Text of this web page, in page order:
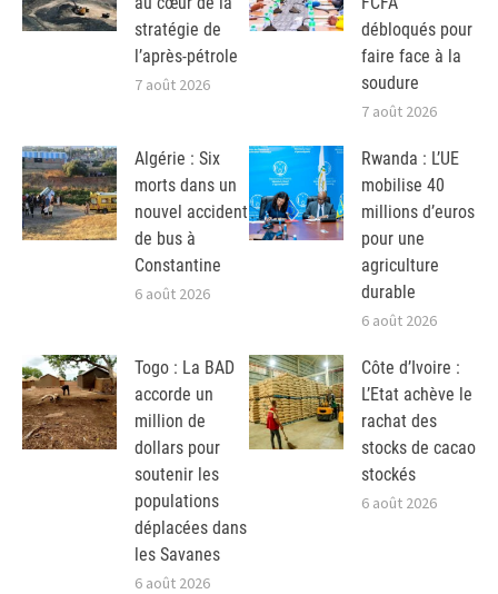
stratégie de
l’après-pétrole
7 août 2026
débloqués pour
faire face à la
soudure
7 août 2026
Algérie : Six
morts dans un
nouvel accident
de bus à
Constantine
6 août 2026
Rwanda : L’UE
mobilise 40
millions d’euros
pour une
agriculture
durable
6 août 2026
Togo : La BAD
accorde un
million de
dollars pour
soutenir les
populations
déplacées dans
les Savanes
6 août 2026
Côte d’Ivoire :
L’Etat achève le
rachat des
stocks de cacao
stockés
6 août 2026